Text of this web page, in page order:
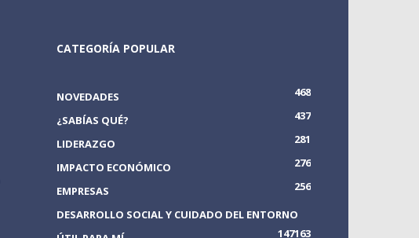
CATEGORÍA POPULAR
NOVEDADES
468
¿SABÍAS QUÉ?
437
LIDERAZGO
281
IMPACTO ECONÓMICO
276
EMPRESAS
256
DESARROLLO SOCIAL Y CUIDADO DEL ENTORNO
163
147